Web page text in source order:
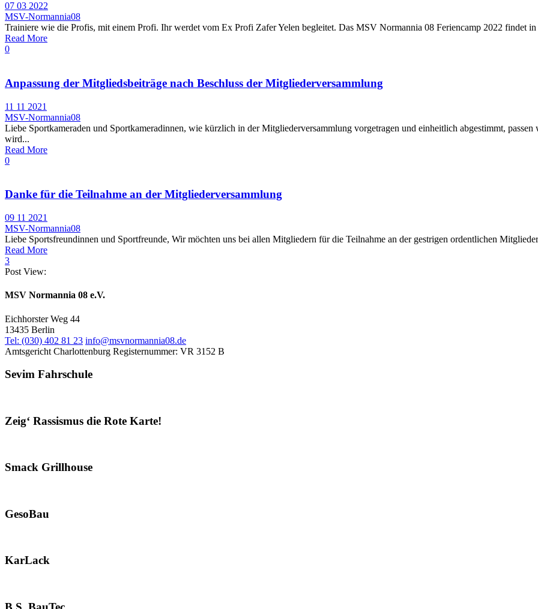
07 03 2022
MSV-Normannia08
Trainiere wie die Profis, mit einem Profi. Ihr werdet vom Ex Profi Zafer Yelen begleitet. Das MSV Normannia 08 Feriencamp 2022 findet in
Read More
0
Anpassung der Mitgliedsbeiträge nach Beschluss der Mitgliederversammlung
11 11 2021
MSV-Normannia08
Liebe Sportkameraden und Sportkameradinnen, wie kürzlich in der Mitgliederversammlung vorgetragen und einheitlich abgestimmt,
wird...
Read More
0
Danke für die Teilnahme an der Mitgliederversammlung
09 11 2021
MSV-Normannia08
Liebe Sportsfreundinnen und Sportfreunde, Wir möchten uns bei allen Mitgliedern für die Teilnahme an der gestrigen ordentlichen
Read More
3
Post View:
MSV Normannia 08 e.V.
Eichhorster Weg 44
13435 Berlin
Tel: (030) 402 81 23 info@msvnormannia08.de
Amtsgericht Charlottenburg Registernummer: VR 3152 B
Sevim Fahrschule
Zeig‘ Rassismus die Rote Karte!
Smack Grillhouse
GesoBau
KarLack